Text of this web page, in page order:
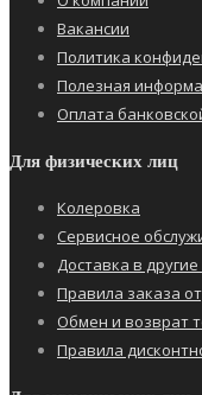
Вакансии
Политика
Полезная
Оплата
Для физических лиц
Колеровка
Сервисное
Доставка в
Правила заказа
Обмен и возврат
Правила